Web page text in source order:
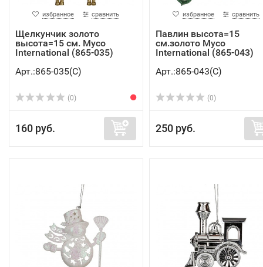
избранное сравнить
Щелкунчик золото
высота=15 см. Myco
International (865-035)
Арт.:865-035(C)
(0)
160 руб.
избранное сравнить
Павлин высота=15
см.золото Myco
International (865-043)
Арт.:865-043(C)
(0)
250 руб.